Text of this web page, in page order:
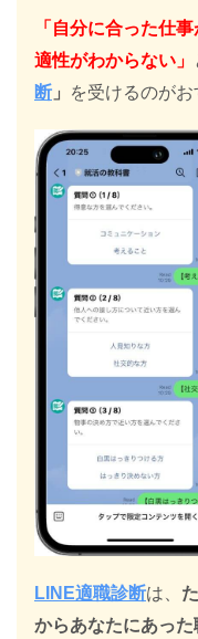
「自分に合った仕
適性がわからない」
断 」 を受けるのがお
LINE適職診断は、
からあなたにあっ